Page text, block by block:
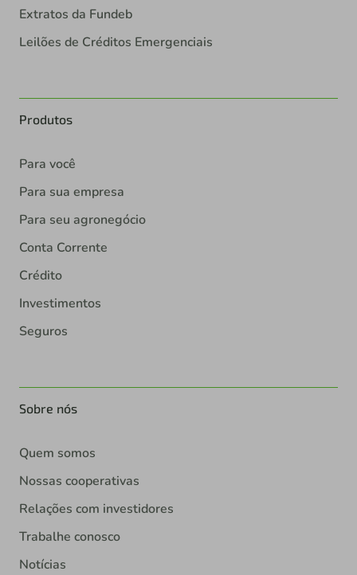
Extratos da Fundeb
Leilões de Créditos Emergenciais
Produtos
Para você
Para sua empresa
Para seu agronegócio
Conta Corrente
Crédito
Investimentos
Seguros
Sobre nós
Quem somos
Nossas cooperativas
Relações com investidores
Trabalhe conosco
Notícias